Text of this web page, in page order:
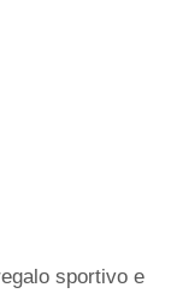
sportivo e